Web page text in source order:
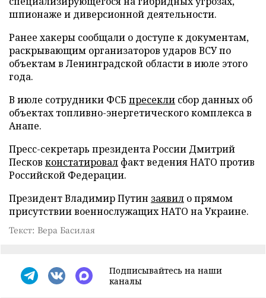
шпионаже и диверсионной деятельности.
Ранее хакеры сообщали о доступе к документам,
раскрывающим организаторов ударов ВСУ по
объектам в Ленинградской области в июле этого
года.
В июле сотрудники ФСБ пресекли сбор данных об
объектах топливно-энергетического комплекса в
Анапе.
Пресс-секретарь президента России Дмитрий
Песков констатировал факт ведения НАТО против
Российской Федерации.
Президент Владимир Путин заявил о прямом
присутствии военнослужащих НАТО на Украине.
Текст: Вера Басилая
Подписывайтесь на наши
каналы